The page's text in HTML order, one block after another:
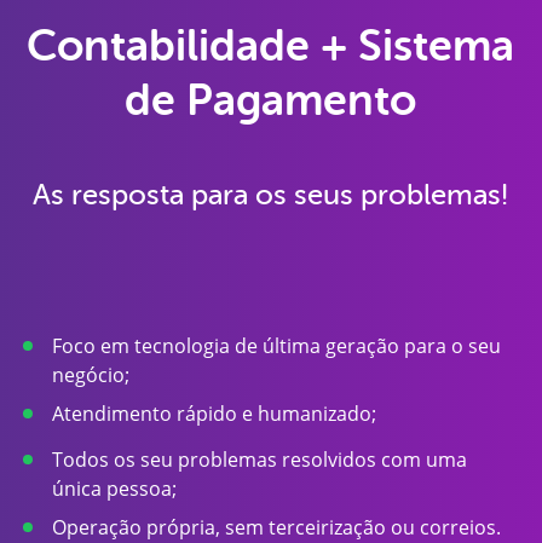
Contabilidade + Sistema
de Pagamento
As resposta para os seus problemas!
Foco em tecnologia de última geração para o seu
negócio;
Atendimento rápido e humanizado;
Todos os seu problemas resolvidos com uma
única pessoa;
Operação própria, sem terceirização ou correios.